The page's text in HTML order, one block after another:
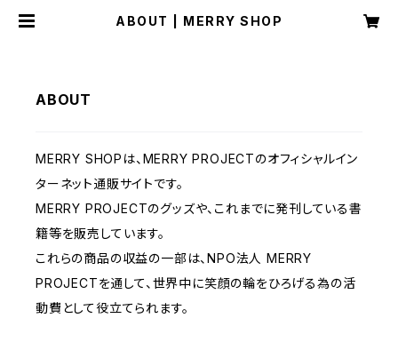
ABOUT | MERRY SHOP
ABOUT
MERRY SHOPは、MERRY PROJECTのオフィシャルイン
ターネット通販サイトです。
MERRY PROJECTのグッズや、これまでに発刊している書
籍等を販売しています。
これらの商品の収益の一部は、NPO法人 MERRY
PROJECTを通して、世界中に笑顔の輪をひろげる為の活
動費として役立てられます。